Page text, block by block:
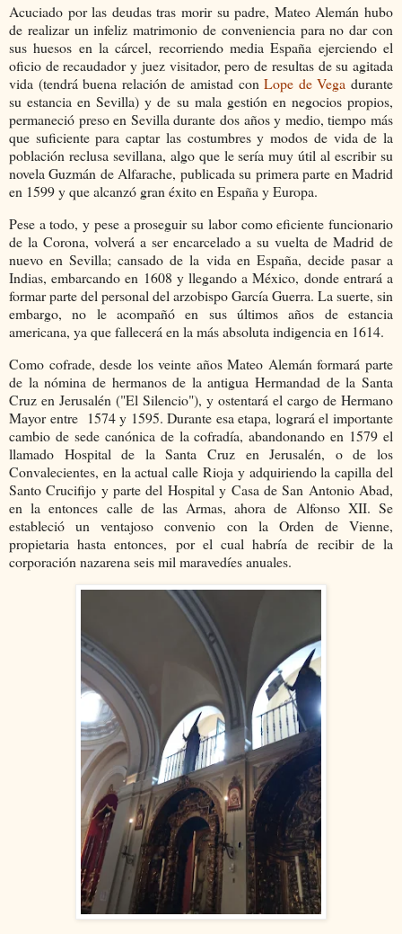
Acuciado por las deudas tras morir su padre, Mateo Alemán hubo
de realizar un infeliz matrimonio de conveniencia para no dar con
sus huesos en la cárcel, recorriendo media España ejerciendo el
oficio de recaudador y juez visitador, pero de resultas de su agitada
vida (tendrá buena relación de amistad conLope de Vega durante
su estancia en Sevilla) y de su mala gestión en negocios propios,
permaneció preso en Sevilla durante dos años y medio, tiempo más
que suficiente para captar las costumbres y modos de vida de la
población reclusa sevillana, algo que le sería muy útil al escribir su
novela Guzmán de Alfarache, publicada su primera parte en Madrid
en 1599 y que alcanzó gran éxito en España y Europa.
Pese a todo, y pese a proseguir su labor como eficiente funcionario
de la Corona, volverá a ser encarcelado a su vuelta de Madrid de
nuevo en Sevilla; cansado de la vida en España, decide pasar a
Indias, embarcando en 1608 y llegando a México, donde entrará a
formar parte del personal del arzobispo García Guerra. La suerte, sin
embargo, no le acompañó en sus últimos años de estancia
americana, ya que fallecerá en la más absoluta indigencia en 1614.
Como cofrade, desde los veinte años Mateo Alemán formará parte
de la nómina de hermanos de la antigua Hermandad de la Santa
Cruz en Jerusalén ("El Silencio"), y ostentará el cargo de Hermano
Mayor entre 1574 y 1595. Durante esa etapa, logrará el importante
cambio de sede canónica de la cofradía, abandonando en 1579 el
llamado Hospital de la Santa Cruz en Jerusalén, o de los
Convalecientes, en la actual calle Rioja y adquiriendo la capilla del
Santo Crucifijo y parte del Hospital y Casa de San Antonio Abad,
en la entonces calle de las Armas, ahora de Alfonso XII. Se
estableció un ventajoso convenio con la Orden de Vienne,
propietaria hasta entonces, por el cual habría de recibir de la
corporación nazarena seis mil maravedíes anuales.